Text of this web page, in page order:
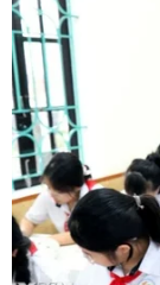
Dự án đường
thành, tăng
Được kỳ
đẩy phát
giao thông